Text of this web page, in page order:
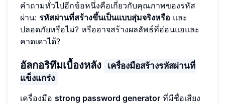
คำถามทั่วไปอีกข้อหนึ่งคือเกี่ยวกับคุณภาพของรหัส
ผ่าน: รหัสผ่านที่สร้างขึ้นเป็นแบบสุ่มจริงหรือ และ
ปลอดภัยหรือไม่? หรืออาจสร้างผลลัพธ์ที่อ่อนแอและ
คาดเดาได้?
อัลกอริทึมเบื้องหลัง
เครื่องมือสร้างรหัสผ่านที่
แข็งแกร่ง
เครื่องมือ strong password generator ที่มีชื่อเสียง